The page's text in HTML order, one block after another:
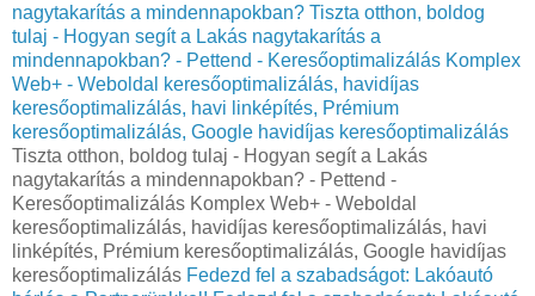
nagytakarítás a mindennapokban? Tiszta otthon, boldog
tulaj - Hogyan segít a Lakás nagytakarítás a
mindennapokban? - Pettend - Keresőoptimalizálás Komplex
Web+ - Weboldal keresőoptimalizálás, havidíjas
keresőoptimalizálás, havi linképítés, Prémium
keresőoptimalizálás, Google havidíjas keresőoptimalizálás
Tiszta otthon, boldog tulaj - Hogyan segít a Lakás
nagytakarítás a mindennapokban? - Pettend -
Keresőoptimalizálás Komplex Web+ - Weboldal
keresőoptimalizálás, havidíjas keresőoptimalizálás, havi
linképítés, Prémium keresőoptimalizálás, Google havidíjas
keresőoptimalizálás Fedezd fel a szabadságot: Lakóautó